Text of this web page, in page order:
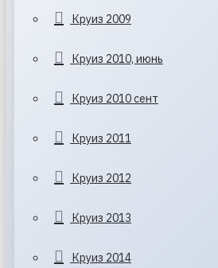
Круиз 2009
Круиз 2010, июнь
Круиз 2010 сент
Круиз 2011
Круиз 2012
Круиз 2013
Круиз 2014